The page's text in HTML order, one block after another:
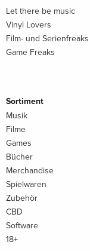
Let there be music
Vinyl Lovers
Film- und Serienfreaks
Game Freaks
Sortiment
Musik
Filme
Games
Bücher
Merchandise
Spielwaren
Zubehör
CBD
Software
18+